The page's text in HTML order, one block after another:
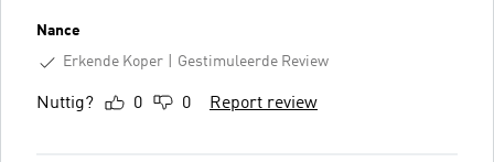
Nance
Erkende Koper
Gestimuleerde Review
Nuttig? 0 0 Report review